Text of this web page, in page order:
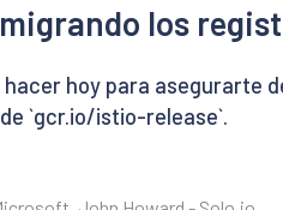
los
hacer hoy para asegurarte
`gcr.io/istio-release`.